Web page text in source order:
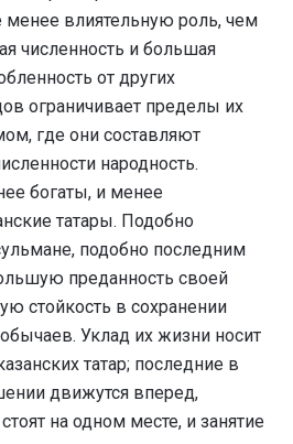
влиятельную роль, чем
численность и большая
от других
ограничивает пределы их
где они составляют
народность.
богаты, и менее
татары. Подобно
подобно последним
преданность своей
стойкость в сохранении
Уклад их жизни носит
татар; последние в
движутся вперед,
на одном месте, и занятие